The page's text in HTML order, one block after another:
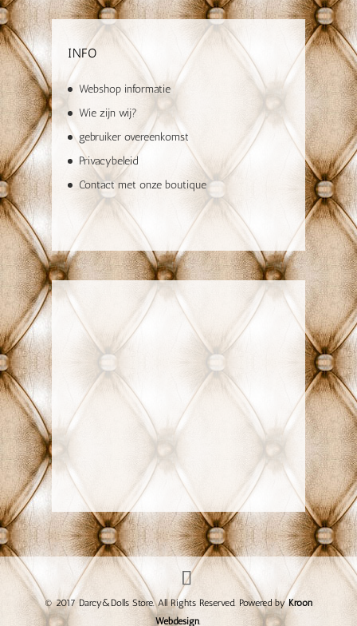
INFO
Webshop informatie
Wie zijn wij?
gebruiker overeenkomst
Privacybeleid
Contact met onze boutique
© 2017 Darcy&Dolls Store. All Rights Reserved. Powered byKroon
Webdesign.